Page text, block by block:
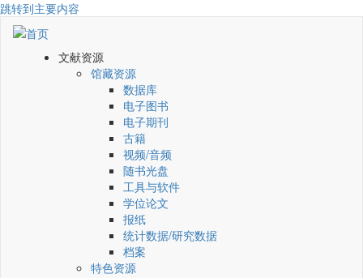
跳转到主要内容
文献资源
馆藏资源
数据库
电子图书
电子期刊
古籍
视频/音频
随书光盘
工具与软件
学位论文
报纸
统计数据/研究数据
档案
特色资源